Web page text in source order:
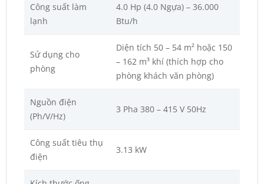
Công suất làm
lạnh
4.0 Hp (4.0 Ngựa) – 36.000
Btu/h
Sử dụng cho
phòng
Diện tích 50 – 54 m² hoặc 150
– 162 m³ khí (thích hợp cho
phòng khách văn phòng)
Nguồn điện
(Ph/V/Hz)
3 Pha 380 – 415 V 50Hz
Công suất tiêu thụ
điện
3.13 kW